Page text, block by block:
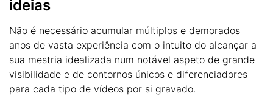
ideias
Não é necessário acumular múltiplos e demorados
anos de vasta experiência com o intuito do alcançar a
sua mestria idealizada num notável aspeto de grande
visibilidade e de contornos únicos e diferenciadores
para cada tipo de vídeos por si gravado.